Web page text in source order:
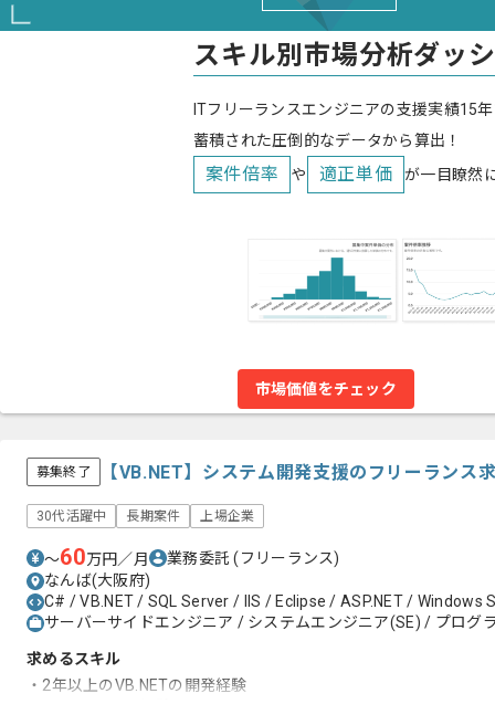
スキル別市場分析ダッ
ITフリーランスエンジニアの支援実績15
蓄積された圧倒的なデータから算出！
案件倍率 や 適正単価 が一目瞭然
市場価値をチェック
募集終了 【VB.NET】システム開発支援のフリーランス
30代活躍中 長期案件 上場企業
〜60万円／月 業務委託(フリーランス)
なんば(大阪府)
C# / VB.NET / SQL Server / IIS / Eclipse / ASP.NET / Windows
サーバーサイドエンジニア / システムエンジニア(SE) / プログ
求めるスキル
・2年以上のVB.NETの開発経験